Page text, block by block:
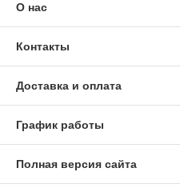
О нас
Контакты
Доставка и оплата
График работы
Полная версия сайта